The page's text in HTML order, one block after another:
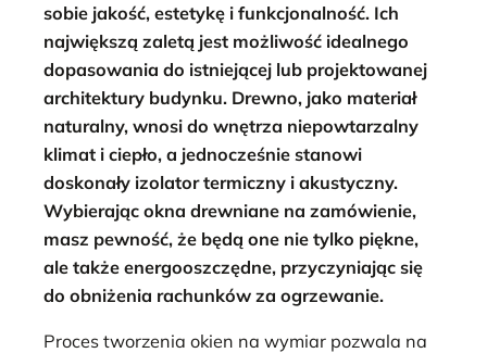
sobie jakość, estetykę i funkcjonalność. Ich
największą zaletą jest możliwość idealnego
dopasowania do istniejącej lub projektowanej
architektury budynku. Drewno, jako materiał
naturalny, wnosi do wnętrza niepowtarzalny
klimat i ciepło, a jednocześnie stanowi
doskonały izolator termiczny i akustyczny.
Wybierając okna drewniane na zamówienie,
masz pewność, że będą one nie tylko piękne,
ale także energooszczędne, przyczyniając się
do obniżenia rachunków za ogrzewanie.
Proces tworzenia okien na wymiar pozwala na